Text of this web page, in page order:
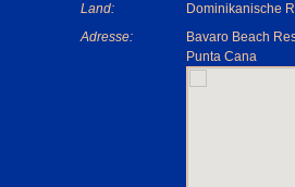
Land:
Dominikanische
Adresse:
Bavaro Beach
Punta Cana